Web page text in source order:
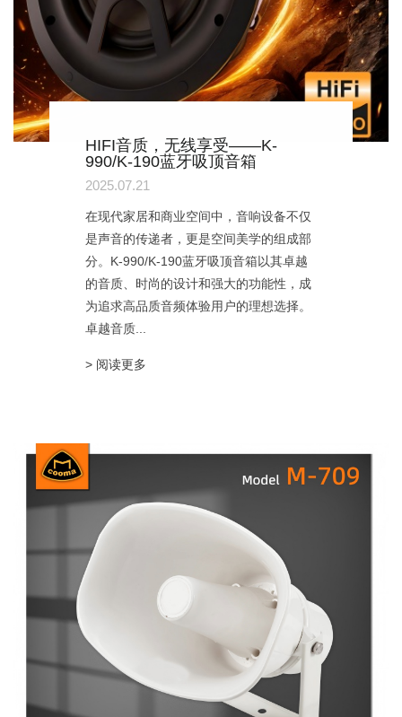
HIFI音质，无线享受——K-
990/K-190蓝牙吸顶音箱
2025.07.21
在现代家居和商业空间中，音响设备不仅
是声音的传递者，更是空间美学的组成部
分。K-990/K-190蓝牙吸顶音箱以其卓越
的音质、时尚的设计和强大的功能性，成
为追求高品质音频体验用户的理想选择。
卓越音质...
> 阅读更多